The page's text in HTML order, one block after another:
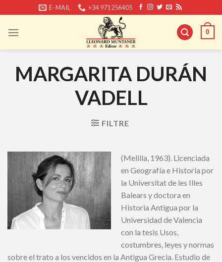
content
E-MAIL +34 971256405
0
MARGARITA DURÁN
VADELL
FILTRE
(Melilla, 1963). Licenciada
en Geografía e Historia por
la Universitat de les Illes
Balears y doctora en
Historia Antigua por la
Universidad de Valencia
con la tesis Usos,
costumbres, leyes y normas
sobre el trato a los vencidos en la Antigua Grecia. Estudio de